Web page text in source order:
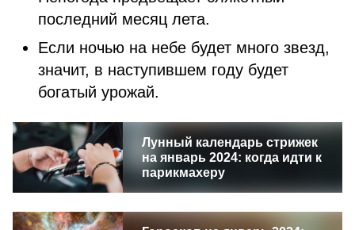
последний месяц лета.
Если ночью на небе будет много звезд,
значит, в наступившем году будет
богатый урожай.
Лунный календарь стрижек
на январь 2024: когда идти к
парикмахеру